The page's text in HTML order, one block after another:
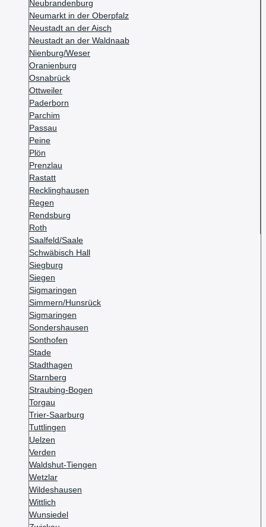
Neubrandenburg
Neumarkt in der Oberpfalz
Neustadt an der Aisch
Neustadt an der Waldnaab
Nienburg/Weser
Oranienburg
Osnabrück
Ottweiler
Paderborn
Parchim
Passau
Peine
Plön
Prenzlau
Rastatt
Recklinghausen
Regen
Rendsburg
Roth
Saalfeld/Saale
Schwäbisch Hall
Siegburg
Siegen
Sigmaringen
Simmern/Hunsrück
Sigmaringen
Sondershausen
Sonthofen
Stade
Stadthagen
Starnberg
Straubing-Bogen
Torgau
Trier-Saarburg
Tuttlingen
Uelzen
Verden
Waldshut-Tiengen
Wetzlar
Wildeshausen
Wittlich
Wunsiedel